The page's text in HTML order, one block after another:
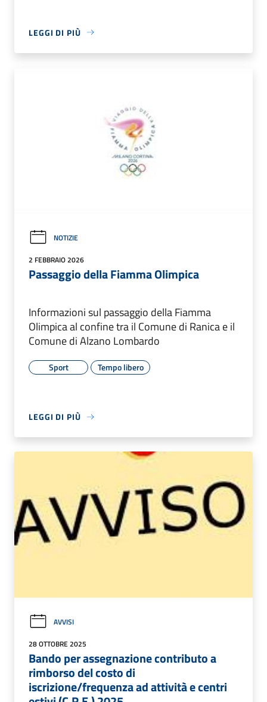
LEGGI DI PIÙ
NOTIZIE
2 FEBBRAIO 2026
Passaggio della Fiamma Olimpica
Informazioni sul passaggio della Fiamma
Olimpica al confine tra il Comune di Ranica e il
Comune di Alzano Lombardo
Sport Tempo libero
LEGGI DI PIÙ
AVVISI
28 OTTOBRE 2025
Bando per assegnazione contributo a
rimborso del costo di
iscrizione/frequenza ad attività e centri